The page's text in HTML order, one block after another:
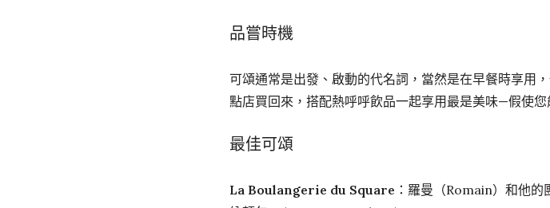
品嘗時機
可頌通常是出發、啟動的代名詞，當然是在早餐時享用
點店買回來，搭配熱呼呼飲品一起享用最是美味—假使
最佳可頌
La Boulangerie du Square ：羅曼（Romain）和他